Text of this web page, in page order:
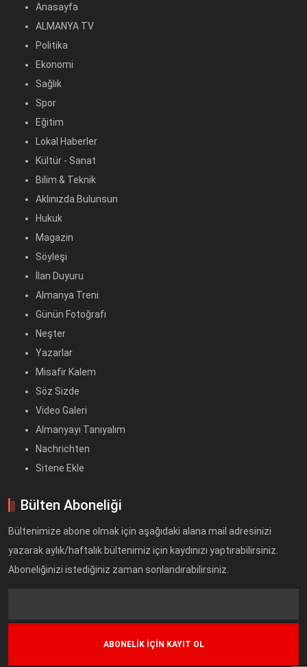
Anasayfa
ALMANYA TV
Politika
Ekonomi
Sağlık
Spor
Eğitim
Lokal Haberler
Kültür - Sanat
Bilim & Teknik
Aklınızda Bulunsun
Hukuk
Magazin
Söyleşi
İlan Duyuru
Almanya Treni
Günün Fotoğrafı
Neşter
Yazarlar
Misafir Kalem
Söz Sizde
Video Galeri
Almanyayı Tanıyalım
Nachrichten
Sitene Ekle
Bülten Aboneliği
Bültenimize abone olmak için aşağıdaki alana mail adresinizi
yazarak aylık/haftalık bültenimiz için kaydınızı yaptırabilirsiniz.
Aboneliğinizi istediğiniz zaman sonlandırabilirsiniz.